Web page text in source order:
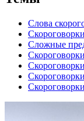
Слова
Сложные